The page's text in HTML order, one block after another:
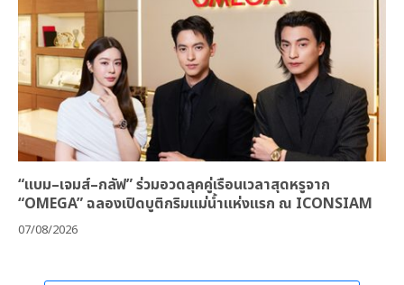
“แบม–เจมส์–กลัฟ” ร่วมอวดลุคคู่เรือนเวลาสุดหรูจาก
“OMEGA” ฉลองเปิดบูติกริมแม่น้ำแห่งแรก ณ ICONSIAM
07/08/2026